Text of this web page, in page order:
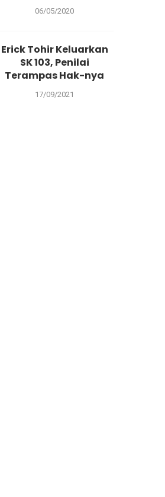
06/05/2020
Erick Tohir Keluarkan
SK 103, Penilai
Terampas Hak-nya
17/09/2021